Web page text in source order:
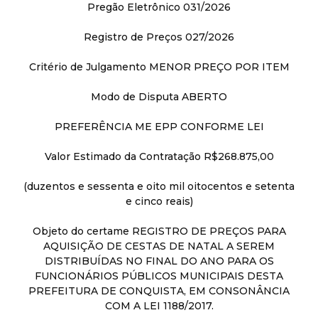
Pregão Eletrônico 031/2026
Registro de Preços 027/2026
Critério de Julgamento MENOR PREÇO POR ITEM
Modo de Disputa ABERTO
PREFERÊNCIA ME EPP CONFORME LEI
Valor Estimado da Contratação R$268.875,00
(duzentos e sessenta e oito mil oitocentos e setenta
e cinco reais)
Objeto do certame REGISTRO DE PREÇOS PARA
AQUISIÇÃO DE CESTAS DE NATAL A SEREM
DISTRIBUÍDAS NO FINAL DO ANO PARA OS
FUNCIONÁRIOS PÚBLICOS MUNICIPAIS DESTA
PREFEITURA DE CONQUISTA, EM CONSONÂNCIA
COM A LEI 1188/2017.